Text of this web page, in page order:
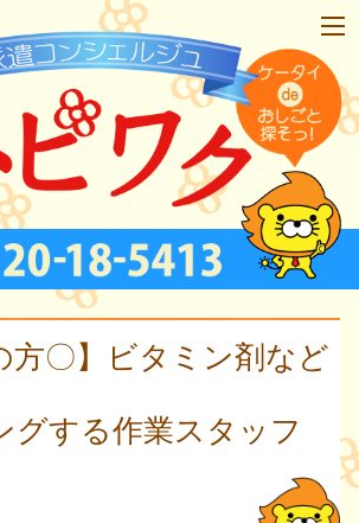
方〇】ビタミン剤など
グする作業スタッフ